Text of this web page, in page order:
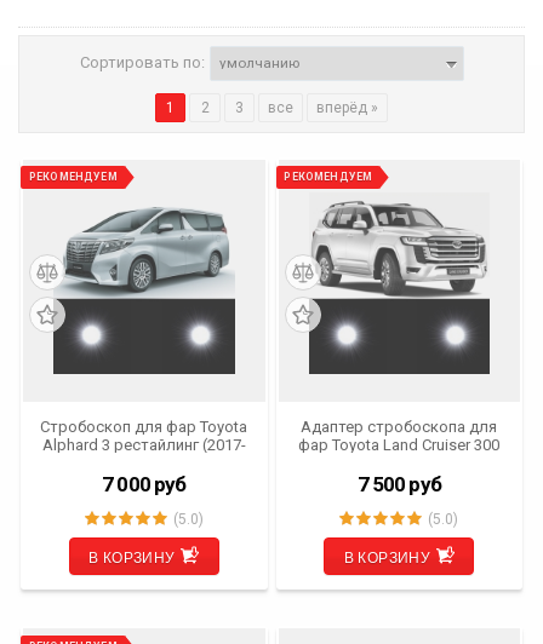
Сортировать по:
1 2 3 все вперёд »
Cтробоскоп для фар Toyota
Аlрhаrd 3 рестайлинг (2017-
7 000 руб
(5.0)
В КОРЗИНУ
РЕКОМЕНДУЕМ
Адаптер стробоскопа для
фар Toyota Land Cruiser 300
7 500 руб
(5.0)
В КОРЗИНУ